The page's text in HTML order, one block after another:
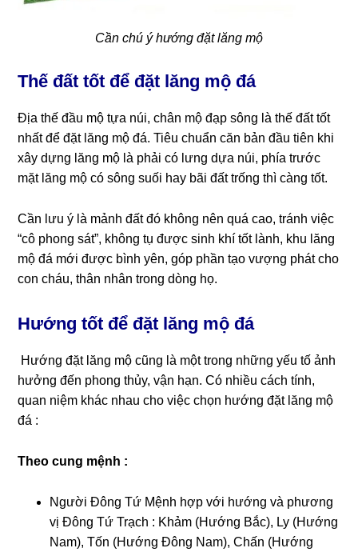
Cần chú ý hướng đặt lăng mộ
Thế đất tốt để đặt lăng mộ đá
Địa thế đầu mộ tựa núi, chân mộ đạp sông là thế đất tốt
nhất để đặt lăng mộ đá. Tiêu chuẩn căn bản đầu tiên khi
xây dựng lăng mộ là phải có lưng dựa núi, phía trước
mặt lăng mộ có sông suối hay bãi đất trống thì càng tốt.
Cần lưu ý là mảnh đất đó không nên quá cao, tránh việc
“cô phong sát”, không tụ được sinh khí tốt lành, khu lăng
mộ đá mới được bình yên, góp phần tạo vượng phát cho
con cháu, thân nhân trong dòng họ.
Hướng tốt để đặt lăng mộ đá
Hướng đặt lăng mộ cũng là một trong những yếu tố ảnh
hưởng đến phong thủy, vận hạn. Có nhiều cách tính,
quan niệm khác nhau cho việc chọn hướng đặt lăng mộ
đá :
Theo cung mệnh :
Người Đông Tứ Mệnh hợp với hướng và phương
vị Đông Tứ Trạch : Khảm (Hướng Bắc), Ly (Hướng
Nam), Tốn (Hướng Đông Nam), Chấn (Hướng